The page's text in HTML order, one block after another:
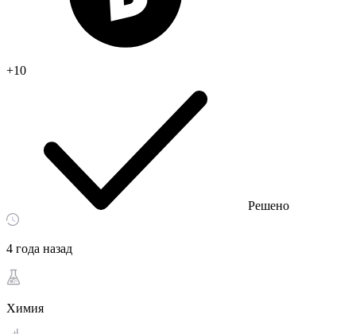
+10
Решено
4 года назад
Химия